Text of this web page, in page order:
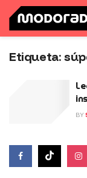
Etiqueta:
BY